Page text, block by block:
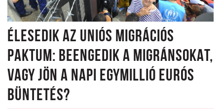
ÉLESEDIK AZ UNIÓS MIGRÁCIÓS
PAKTUM: BEENGEDIK A MIGRÁNSOKAT,
VAGY JÖN A NAPI EGYMILLIÓ EURÓS
BÜNTETÉS?